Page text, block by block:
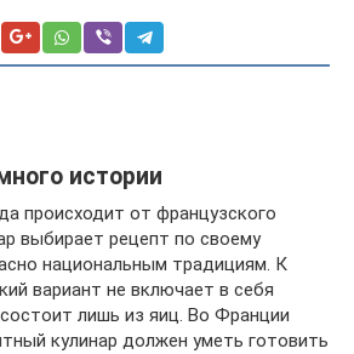
истории
происходит от французского
выбирает рецепт по своему
национальным традициям. К
вариант не включает в себя
лишь из яиц. Во Франции
кулинар должен уметь готовить